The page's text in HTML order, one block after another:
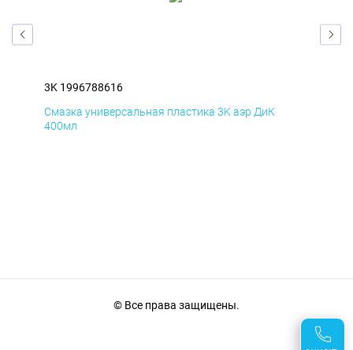
3K 1996788616
Смазка универсальная пластика 3K аэр ДиК
400мл
© Все права защищены.